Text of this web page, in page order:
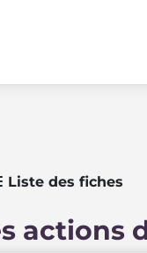
Liste des fiches
actions